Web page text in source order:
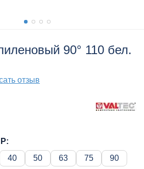
90° 110 бел.
отзыв
40 50 63 75
90